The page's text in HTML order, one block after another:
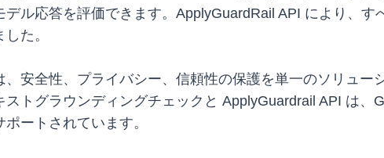
デル応答を評価できます。ApplyGuardRail API により、
た。
、安全性、プライバシー、信頼性の保護を単一のソリュ
ストグラウンディングチェックと ApplyGuardrail API は
ポートされています。